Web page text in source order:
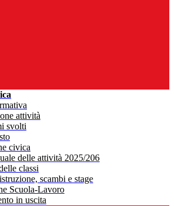
attività
svolti
civica
delle attività 2025/206
classi
scambi e stage
Scuola-Lavoro
in uscita